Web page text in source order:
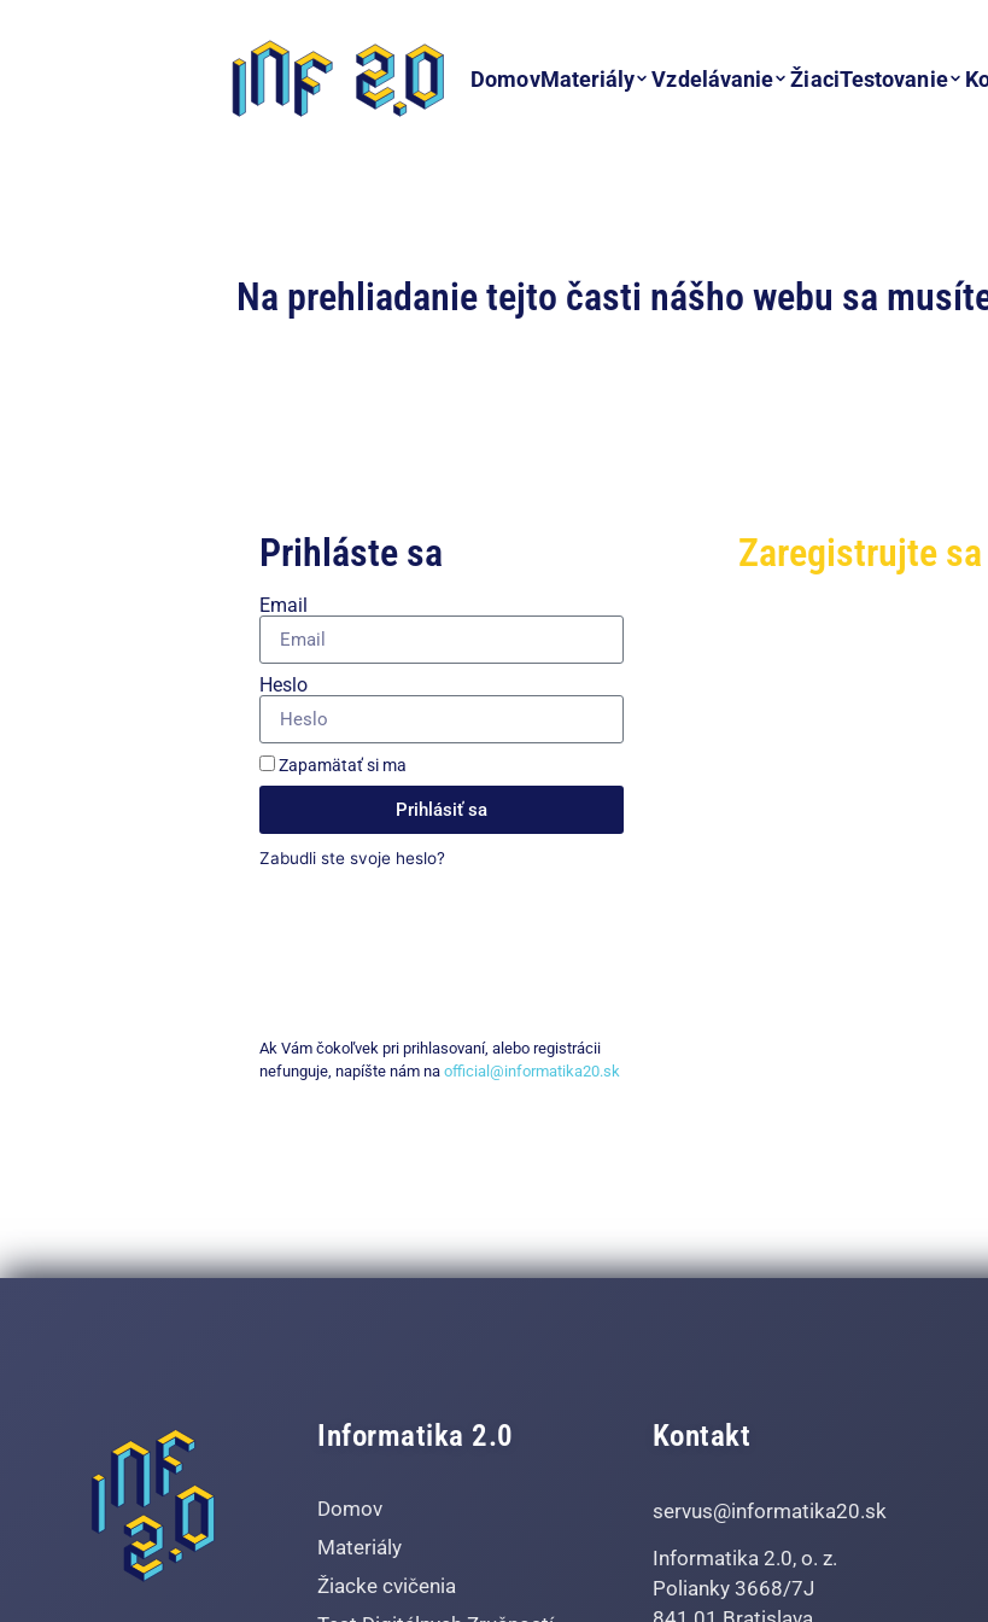
DomovMateriály Vzdelávanie ŽiaciTestovanie
Na prehliadanie tejto časti nášho webu sa
Prihláste sa
Email
Heslo
Zapamätať si ma
Prihlásiť sa
Zabudli ste svoje heslo?
Ak Vám čokoľvek pri prihlasovaní, alebo registrácii
nefunguje, napíšte nám na official@informatika20.sk
Zaregistrujte sa
Informatika 2.0
Domov
Materiály
Žiacke cvičenia
Kontakt
servus@informatika20.sk
Informatika 2.0, o. z.
Polianky 3668/7J